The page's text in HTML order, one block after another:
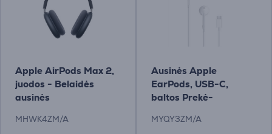
Apple AirPods Max 2,
juodos - Belaidės
ausinės
MHWK4ZM/A
Ausinės Apple
EarPods, USB-C,
baltos Prekė-
MYQY3ZM/A